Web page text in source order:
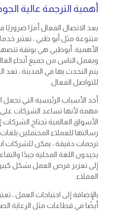
أهمية الترجمة عالية
يعد الاتصال الفعال أمرًا
متنوعة مثل أبو ظبي ، تعتبر
الأهمية. أبوظبي هي بوتقة
ويعمل الناس من جميع أنحاء
يتم التحدث بها في المدينة ، تعد
للتواصل الفعال.
أحد الأسباب الرئيسية التي
مهمة لأنها تساعد الشركات
الأسواق العالمية تحتاج
رسالتها للعملاء المحتملين
ترجمات دقيقة ، يمكن للشركات
يجيدون اللغة المحلية جيدًا
إلى تعزيز فرص العمل بشكل
العملاء.
بالإضافة إلى احتياجات العمل ،
أيضًا في قطاعات مثل الرعاية